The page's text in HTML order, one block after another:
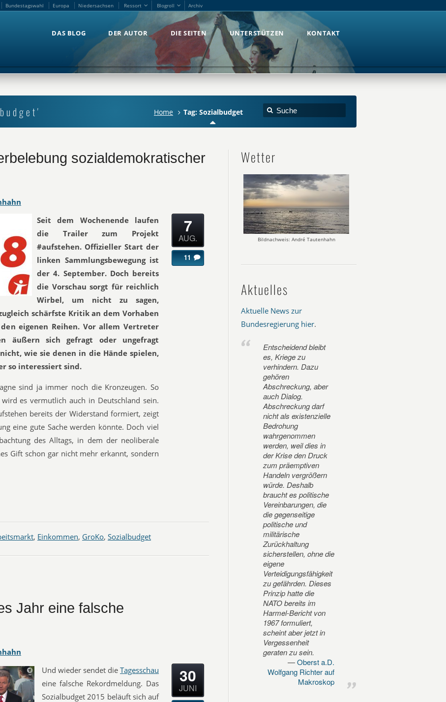
Bundestagswahl Europa Niedersachsen Ressort Blogroll Archiv
DAS BLOG DER AUTOR DIE SEITEN UNTERSTÜTZEN KONTAKT
Home Tag: Sozialbudget
sozialdemokratischer
Seit dem Wochenende laufen
die Trailer zum Projekt
#aufstehen. Offizieller Start der
linken Sammlungsbewegung ist
der 4. September. Doch bereits
die Vorschau sorgt für reichlich
Wirbel, um nicht zu sagen,
schärfste Kritik an dem Vorhaben
eigenen Reihen. Vor allem Vertreter
äußern sich gefragt oder ungefragt
wie sie denen in die Hände spielen,
so interessiert sind.
sind ja immer noch die Kronzeugen. So
es vermutlich auch in Deutschland sein.
bereits der Widerstand formiert, zeigt
eine gute Sache werden könnte. Doch viel
des Alltags, in dem der neoliberale
Gift schon gar nicht mehr erkannt, sondern
7
AUG.
11
, Einkommen, GroKo, Sozialbudget
Jahr eine falsche
Und wieder sendet die Tagesschau
eine falsche Rekordmeldung. Das
Sozialbudget 2015 beläuft sich auf
30
JUNI
Wetter
Bildnachweis: André Tautenhahn
Aktuelles
Aktuelle News zur
Bundesregierung hier.
Entscheidend bleibt
es, Kriege zu
verhindern. Dazu
gehören
Abschreckung, aber
auch Dialog.
Abschreckung darf
nicht als existenzielle
Bedrohung
wahrgenommen
werden, weil dies in
der Krise den Druck
zum präemptiven
Handeln vergrößern
würde. Deshalb
braucht es politische
Vereinbarungen, die
die gegenseitige
politische und
militärische
Zurückhaltung
sicherstellen, ohne die
eigene
Verteidigungsfähigkeit
zu gefährden. Dieses
Prinzip hatte die
NATO bereits im
Harmel-Bericht von
1967 formuliert,
scheint aber jetzt in
Vergessenheit
geraten zu sein.
Oberst a.D.
Wolfgang Richter auf
Makroskop
Bundestagswahl Europa Niedersachsen Ressort Blogroll Archiv
DAS BLOG DER AUTOR DIE SEITEN UNTERSTÜTZEN KONTAKT